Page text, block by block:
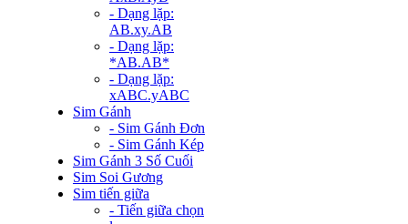
- Dạng lặp:
AB.xy.AB
- Dạng lặp:
*AB.AB*
- Dạng lặp:
xABC.yABC
Sim Gánh
- Sim Gánh Đơn
- Sim Gánh Kép
Sim Gánh 3 Số Cuối
Sim Soi Gương
Sim tiến giữa
- Tiến giữa chọn